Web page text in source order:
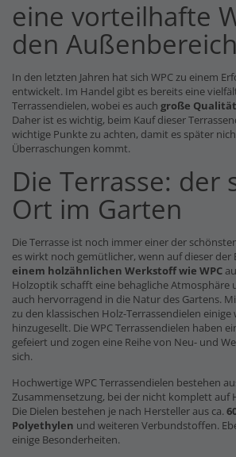
eine vorteilhafte
den Außenbereich
In den letzten Jahren hat sich WPC zu einem
entwickelt. Im Handel gibt es bereits eine
Terrassendielen, wobei es auch große
Daher ist es wichtig, beim Kauf dieser
wichtige Punkte zu achten, damit es später
Überraschungen kommt.
Die Terrasse: der
Ort im Garten
Die Terrasse ist noch immer einer der
es wirkt noch gemütlicher, wenn auf dieser der
einem holzähnlichen Werkstoff wie WPC
Holzoptik schafft eine behagliche Atmosphäre
auch hervorragend in die Natur des Gartens.
zu den klassischen Holz-Terrassendielen
hinzugesellt. Die WPC Terrassendielen haben
gefeiert und zogen eine Reihe von Neu- und
sich.
Hochwertige WPC Terrassendielen bestehen
Zusammensetzung, bei der nicht komplett auf
Die Dielen bestehen je nach Hersteller aus ca.
Polyethylen und weiteren Verbundstoffen.
einige Besonderheiten.